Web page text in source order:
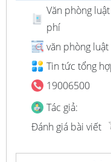
Văn phòng
phí
văn phòng
Tin tức tổng
19006500
Tác giả:
Đánh giá bài viết